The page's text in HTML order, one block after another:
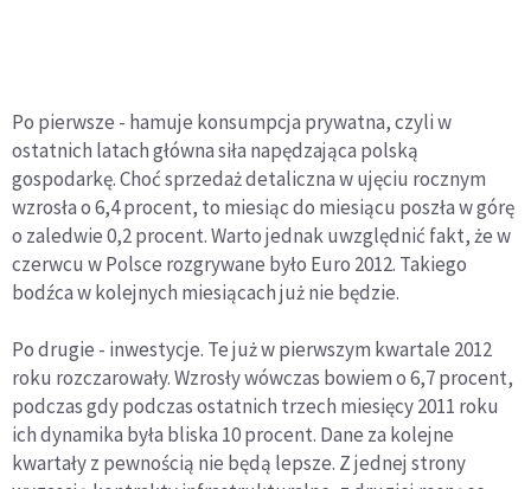
Po pierwsze - hamuje konsumpcja prywatna, czyli w
ostatnich latach główna siła napędzająca polską
gospodarkę. Choć sprzedaż detaliczna w ujęciu rocznym
wzrosła o 6,4 procent, to miesiąc do miesiącu poszła w górę
o zaledwie 0,2 procent. Warto jednak uwzględnić fakt, że w
czerwcu w Polsce rozgrywane było Euro 2012. Takiego
bodźca w kolejnych miesiącach już nie będzie.
Po drugie - inwestycje. Te już w pierwszym kwartale 2012
roku rozczarowały. Wzrosły wówczas bowiem o 6,7 procent,
podczas gdy podczas ostatnich trzech miesięcy 2011 roku
ich dynamika była bliska 10 procent. Dane za kolejne
kwartały z pewnością nie będą lepsze. Z jednej strony